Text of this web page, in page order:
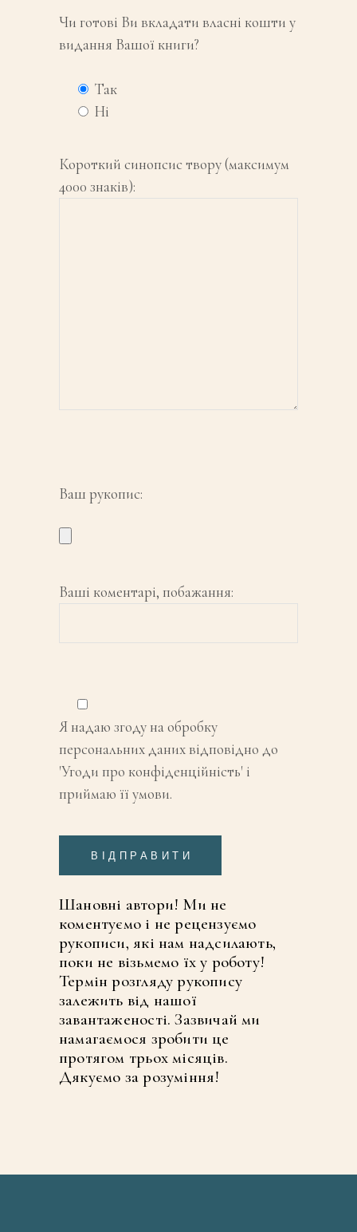
Чи готові Ви вкладати власні кошти у
видання Вашої книги?
Так
Ні
Короткий синопсис твору (максимум
4000 знаків):
Ваш рукопис:
Ваші коментарі, побажання:
Я надаю згоду на обробку
персональних даних відповідно до
'Угоди про конфіденційність' і
приймаю її умови.
ВІДПРАВИТИ
Шановні автори! Ми не
коментуємо і не рецензуємо
рукописи, які нам надсилають,
поки не візьмемо їх у роботу!
Термін розгляду рукопису
залежить від нашої
завантаженості. Зазвичай ми
намагаємося зробити це
протягом трьох місяців.
Дякуємо за розуміння!